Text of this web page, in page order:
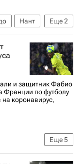
Еще2
Нант
и защитник Фабио
Франции по футболу
коронавирус,
Еще5
1)